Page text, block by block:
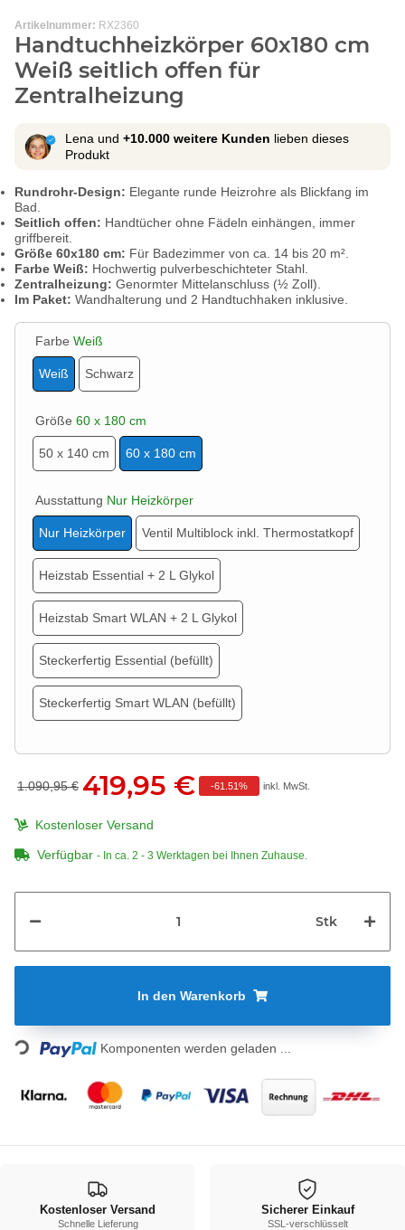
Artikelnummer: RX2360
Handtuchheizkörper 60x180 cm
Weiß seitlich offen für
Zentralheizung
Lena und +10.000 weitere Kunden lieben dieses
Produkt
Rundrohr-Design: Elegante runde Heizrohre als Blickfang im
Bad.
Seitlich offen: Handtücher ohne Fädeln einhängen, immer
griffbereit.
Größe 60x180 cm: Für Badezimmer von ca. 14 bis 20 m².
Farbe Weiß: Hochwertig pulverbeschichteter Stahl.
Zentralheizung: Genormter Mittelanschluss (½ Zoll).
Im Paket: Wandhalterung und 2 Handtuchhaken inklusive.
Farbe Weiß
Weiß Schwarz
Größe 60 x 180 cm
50 x 140 cm 60 x 180 cm
Ausstattung Nur Heizkörper
Nur Heizkörper Ventil Multiblock inkl. Thermostatkopf
Heizstab Essential + 2 L Glykol
Heizstab Smart WLAN + 2 L Glykol
Steckerfertig Essential (befüllt)
Steckerfertig Smart WLAN (befüllt)
1.090,95 € 419,95 € -61.51% inkl. MwSt.
Kostenloser Versand
Verfügbar - In ca. 2 - 3 Werktagen bei Ihnen Zuhause.
Stk
In den Warenkorb
Loading... Komponenten werden geladen ...
Kostenloser Versand
Schnelle Lieferung
Sicherer Einkauf
SSL-verschlüsselt